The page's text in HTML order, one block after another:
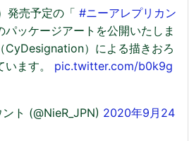
発売予定の「 #ニーアレプリカン
パッケージアートを公開いたしま
CyDesignation）による描きおろ
います。 pic.twitter.com/b0k9g
ト (@NieR_JPN) 2020年9月24